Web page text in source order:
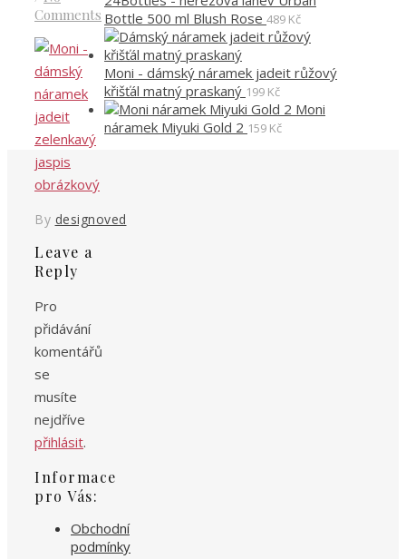
Comments
By designoved
Leave a
Reply
Pro
přidávání
komentářů
se
musíte
nejdříve
přihlásit.
Bottle 500 ml Blush Rose 489 Kč
Moni - dámský náramek jadeit růžový
křišťál matný praskaný 199 Kč
Moni
náramek Miyuki Gold 2 159 Kč
Informace
pro Vás:
Obchodní
podmínky